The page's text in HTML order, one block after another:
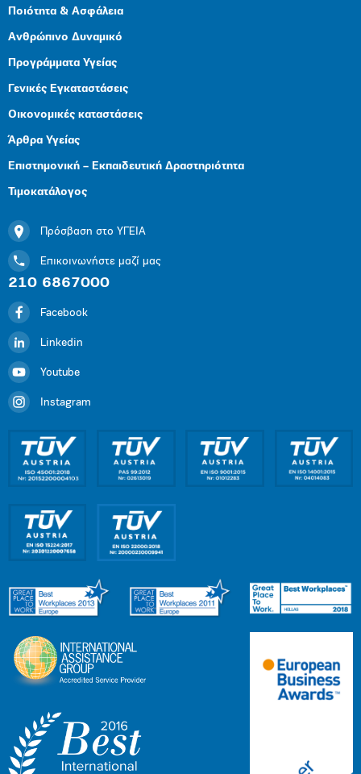
Ποιότητα & Ασφάλεια
Ανθρώπινο Δυναμικό
Προγράμματα Υγείας
Γενικές Εγκαταστάσεις
Οικονομικές καταστάσεις
Άρθρα Υγείας
Επιστημονική – Εκπαιδευτική Δραστηριότητα
Τιμοκατάλογος
Πρόσβαση στο ΥΓΕΙΑ
Επικοινωνήστε μαζί μας
210 6867000
Facebook
Linkedin
Youtube
Instagram